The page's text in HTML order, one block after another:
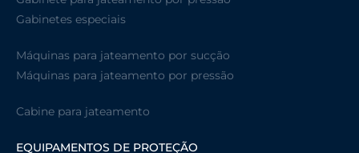
Gabinetes especiais
Máquinas para jateamento por sucção
Máquinas para jateamento por pressão
Cabine para jateamento
EQUIPAMENTOS DE PROTEÇÃO